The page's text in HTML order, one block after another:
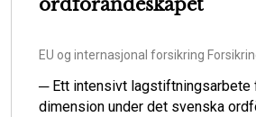
ordförandeskapet
EU og internasjonal forsikring
─ Ett intensivt lagstiftningsarbete
dimension under det svenska